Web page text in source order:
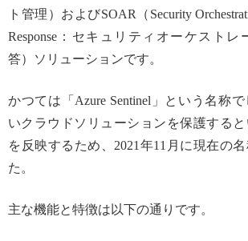
ト管理）およびSOAR（Security
Response：セキュリティオーケスト
答）ソリューションです。
かつては「Azure Sentinel」という名称
いクラウドソリューションを保護する
を反映するため、2021年11月に現在の
た。
主な機能と特徴は以下の通りです。